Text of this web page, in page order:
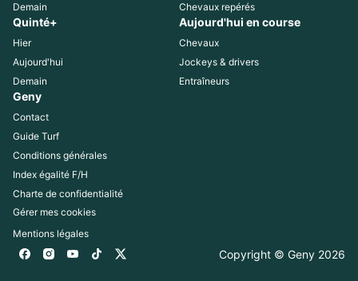
Demain
Chevaux repérés
Quinté+
Hier
Aujourd'hui
Demain
Aujourd'hui en course
Chevaux
Jockeys & drivers
Entraîneurs
Geny
Contact
Guide Turf
Conditions générales
Index égalité F/H
Charte de confidentialité
Gérer mes cookies
Mentions légales
Copyright © Geny 2026